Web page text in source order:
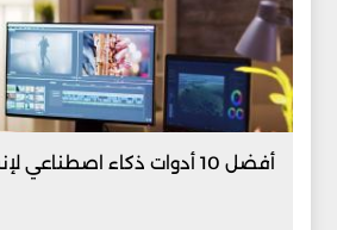
أفضل 10 أدوات ذكاء اصطناعي لإنشاء الصور